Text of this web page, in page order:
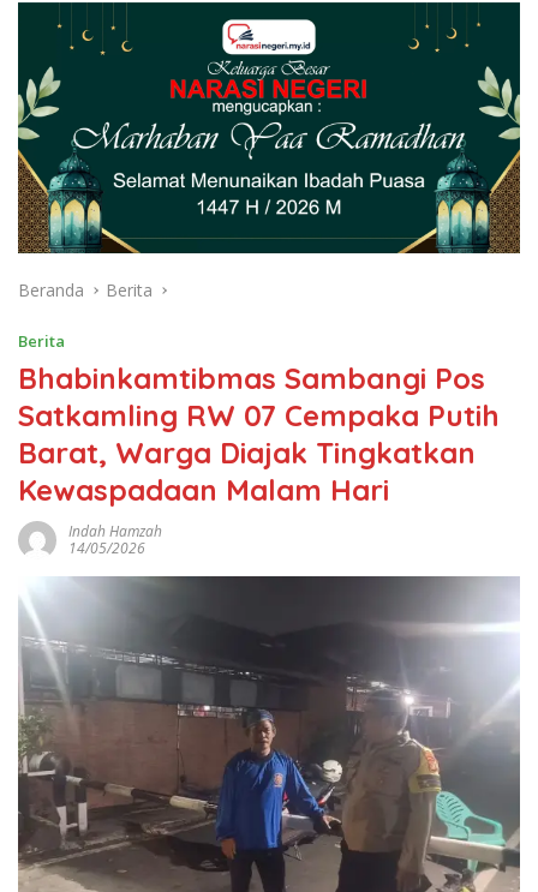
Beranda Berita
Berita
Bhabinkamtibmas Sambangi Pos
Satkamling RW 07 Cempaka Putih
Barat, Warga Diajak Tingkatkan
Kewaspadaan Malam Hari
Indah Hamzah
14/05/2026